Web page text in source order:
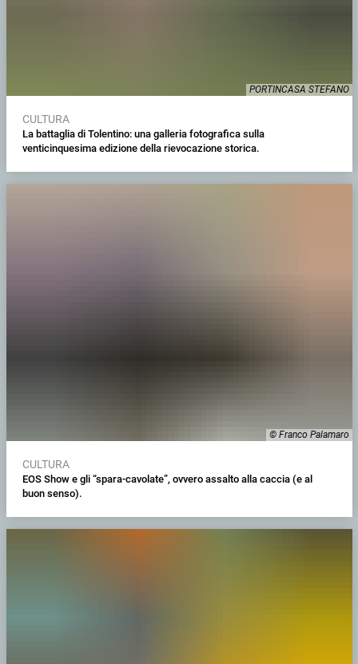
PORTINCASA STEFANO
CULTURA
La battaglia di Tolentino: una galleria fotografica sulla
venticinquesima edizione della rievocazione storica.
© Franco Palamaro
CULTURA
EOS Show e gli “spara-cavolate”, ovvero assalto alla caccia (e al
buon senso).